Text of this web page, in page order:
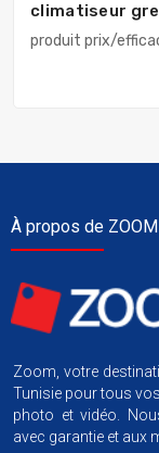
climatiseur
produit prix/
À propos de ZOOM
Zoom, votre
Tunisie pour tous
photo et vidéo.
avec garantie et aux